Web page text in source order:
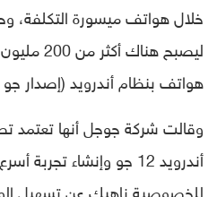
خلال هواتف ميسورة التكلفة،
ليصبح
هواتف بنظام أندرويد (إصدار جو Go).
وقالت شركة جوجل أنها تعتمد
أندرويد 12 جو وإنشاء
للخصوصية ناهيك عن تسهيل